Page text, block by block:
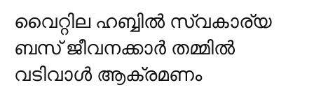
വൈറ്റില ഹബ്ബിൽ സ്വകാര്യ
ബസ് ജീവനക്കാർ തമ്മിൽ
വടിവാൾ ആക്രമണം